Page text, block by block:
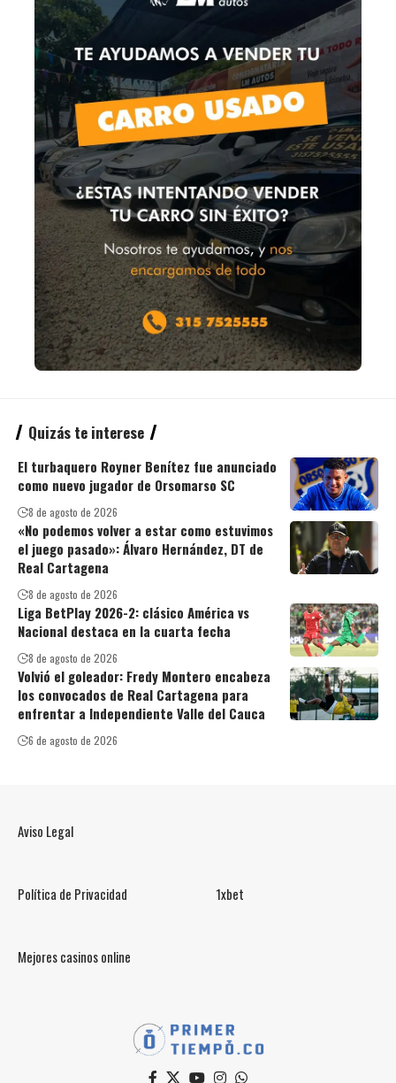
Quizás te interese
El turbaquero Royner Benítez fue anunciado
como nuevo jugador de Orsomarso SC
8 de agosto de 2026
«No podemos volver a estar como estuvimos
el juego pasado»: Álvaro Hernández, DT de
Real Cartagena
8 de agosto de 2026
Liga BetPlay 2026-2: clásico América vs
Nacional destaca en la cuarta fecha
8 de agosto de 2026
Volvió el goleador: Fredy Montero encabeza
los convocados de Real Cartagena para
enfrentar a Independiente Valle del Cauca
6 de agosto de 2026
Aviso Legal
Política de Privacidad 1xbet
Mejores casinos online